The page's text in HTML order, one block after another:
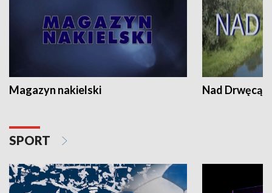
Magazyn nakielski Nad Drwęcą
SPORT